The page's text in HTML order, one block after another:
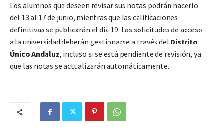
Los alumnos que deseen revisar sus notas podrán hacerlo
del 13 al 17 de junio, mientras que las calificaciones
definitivas se publicarán el día 19. Las solicitudes de acceso
a la universidad deberán gestionarse a través del Distrito
Único Andaluz, incluso si se está pendiente de revisión, ya
que las notas se actualizarán automáticamente.